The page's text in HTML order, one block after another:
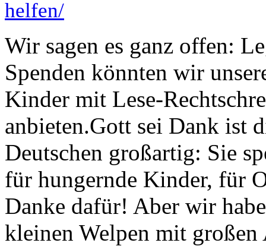
helfen/
Wir sagen es ganz offen:
Spenden könnten wir
Kinder mit Lese-
anbieten.Gott sei Dank ist
Deutschen großartig: Sie
für hungernde Kinder, für
Danke dafür! Aber wir
kleinen Welpen mit großen